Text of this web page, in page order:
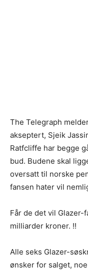
The Telegraph
akseptert, Sjeik
Ratfcliffe har begge
bud. Budene skal
oversatt til norske
fansen hater vil
Får de det vil Glazer-
milliarder kroner. !!
Alle seks Glazer-
ønsker for salget,